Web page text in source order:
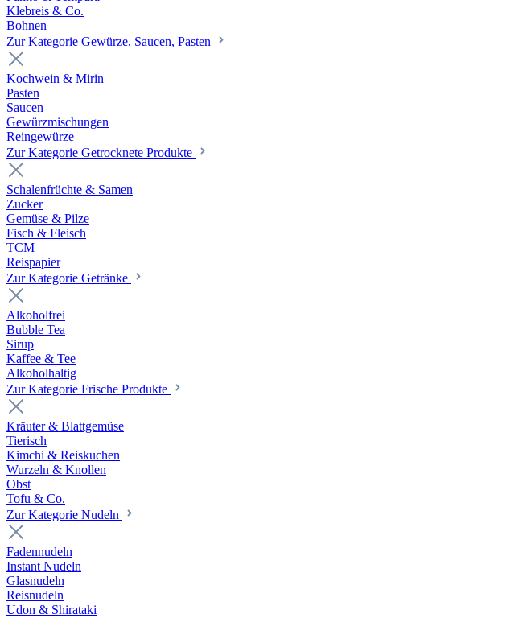
Klebreis & Co.
Bohnen
Zur Kategorie Gewürze, Saucen, Pasten
Kochwein & Mirin
Pasten
Saucen
Gewürzmischungen
Reingewürze
Zur Kategorie Getrocknete Produkte
Schalenfrüchte & Samen
Zucker
Gemüse & Pilze
Fisch & Fleisch
TCM
Reispapier
Zur Kategorie Getränke
Alkoholfrei
Bubble Tea
Sirup
Kaffee & Tee
Alkoholhaltig
Zur Kategorie Frische Produkte
Kräuter & Blattgemüse
Tierisch
Kimchi & Reiskuchen
Wurzeln & Knollen
Obst
Tofu & Co.
Zur Kategorie Nudeln
Fadennudeln
Instant Nudeln
Glasnudeln
Reisnudeln
Udon & Shirataki